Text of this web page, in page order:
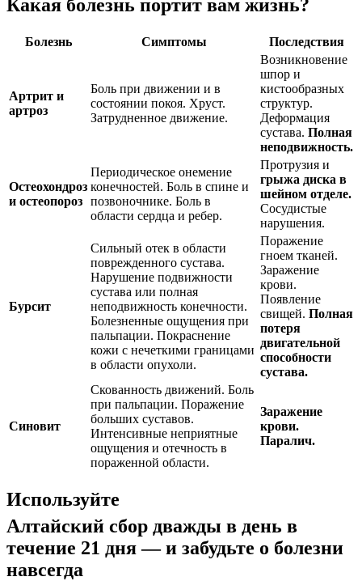
Какая болезнь портит вам жизнь?
Болезнь Симптомы Последствия
Артрит и
артроз
Боль при движении и в
состоянии покоя. Хруст.
Затрудненное движение.
Возникновение
шпор и
кистообразных
структур.
Деформация
сустава. Полная
неподвижность.
Остеохондроз
и остеопороз
Периодическое онемение
конечностей. Боль в спине и
позвоночнике. Боль в
области сердца и ребер.
Протрузия и
грыжа диска в
шейном отделе.
Сосудистые
нарушения.
Бурсит
Сильный отек в области
поврежденного сустава.
Нарушение подвижности
сустава или полная
неподвижность конечности.
Болезненные ощущения при
пальпации. Покраснение
кожи с нечеткими границами
в области опухоли.
Поражение
гноем тканей.
Заражение
крови.
Появление
свищей. Полная
потеря
двигательной
способности
сустава.
Синовит
Скованность движений. Боль
при пальпации. Поражение
больших суставов.
Интенсивные неприятные
ощущения и отечность в
пораженной области.
Заражение
крови.
Паралич.
Используйте
Алтайский сбор дважды в день в
течение 21 дня— и забудьте о болезни
навсегда